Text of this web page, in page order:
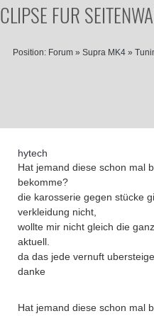
CLIPSE FUR
Position: Forum » Supra MK4 »
hytech
Hat jemand diese schon mal
bekomme?
die karosserie gegen stücke
verkleidung nicht,
wollte mir nicht gleich die
aktuell.
da das jede vernuft
danke
Hat jemand diese schon mal